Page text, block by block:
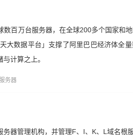
百万台服务器，在全球200多个国家和
数据平台」支撑了阿里巴巴经济体全量
计算之上。
务器
器管理机构，并管理F、I、K、L域名根服